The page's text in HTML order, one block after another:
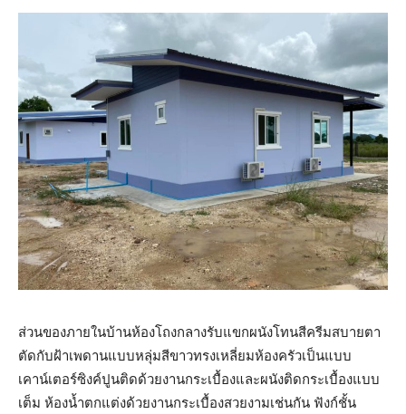
ส่วนของภายในบ้านห้องโถงกลางรับแขกผนังโทนสีครีมสบายตา
ตัดกับฝ้าเพดานแบบหลุ่มสีขาวทรงเหลี่ยมห้องครัวเป็นแบบ
เคาน์เตอร์ซิงค์ปูนติดด้วยงานกระเบื้องและผนังติดกระเบื้องแบบ
เต็ม ห้องน้ำตกแต่งด้วยงานกระเบื้องสวยงามเช่นกัน ฟังก์ชั้น